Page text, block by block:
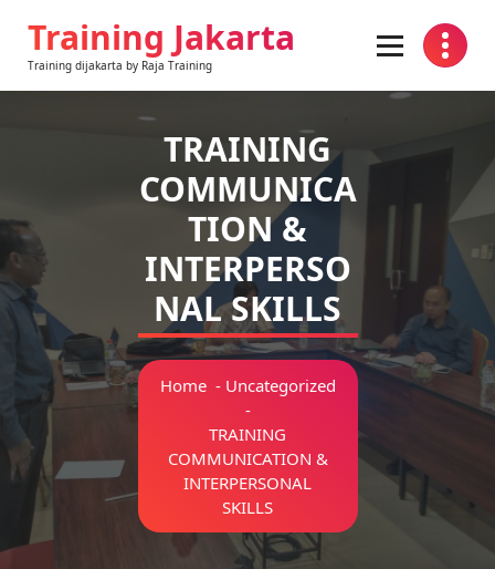
contentTraining Jakarta
Training dijakarta by Raja Training
TRAINING
COMMUNICA
TION &
INTERPERSO
NAL SKILLS
Home- Uncategorized
-
TRAINING
COMMUNICATION &
INTERPERSONAL
SKILLS